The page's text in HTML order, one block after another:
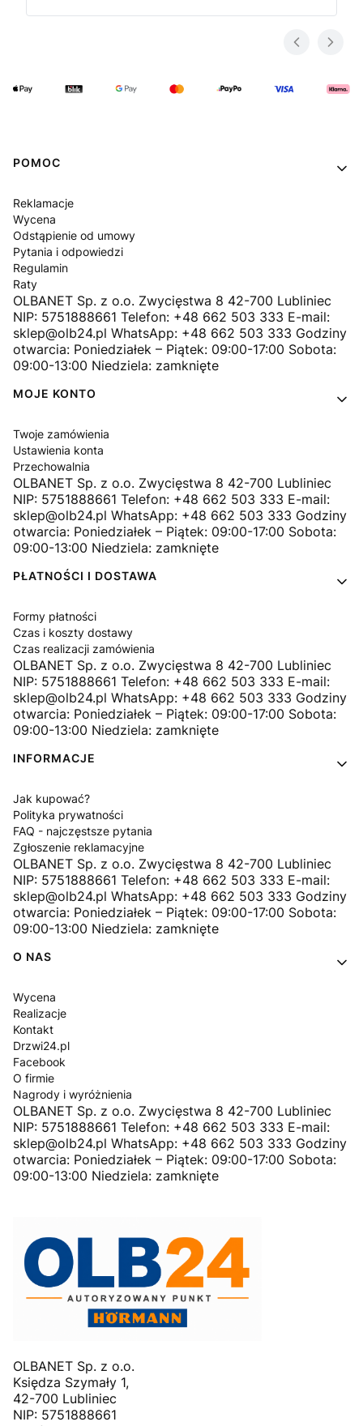
Linki w stopce
POMOC
Reklamacje
Wycena
Odstąpienie od umowy
Pytania i odpowiedzi
Regulamin
Raty
OLBANET Sp. z o.o. Zwycięstwa 8 42-700 Lubliniec
NIP: 5751888661 Telefon: +48 662 503 333 E-mail:
sklep@olb24.pl WhatsApp: +48 662 503 333 Godziny
otwarcia: Poniedziałek – Piątek: 09:00-17:00 Sobota:
09:00-13:00 Niedziela: zamknięte
MOJE KONTO
Twoje zamówienia
Ustawienia konta
Przechowalnia
OLBANET Sp. z o.o. Zwycięstwa 8 42-700 Lubliniec
NIP: 5751888661 Telefon: +48 662 503 333 E-mail:
sklep@olb24.pl WhatsApp: +48 662 503 333 Godziny
otwarcia: Poniedziałek – Piątek: 09:00-17:00 Sobota:
09:00-13:00 Niedziela: zamknięte
PŁATNOŚCI I DOSTAWA
Formy płatności
Czas i koszty dostawy
Czas realizacji zamówienia
OLBANET Sp. z o.o. Zwycięstwa 8 42-700 Lubliniec
NIP: 5751888661 Telefon: +48 662 503 333 E-mail:
sklep@olb24.pl WhatsApp: +48 662 503 333 Godziny
otwarcia: Poniedziałek – Piątek: 09:00-17:00 Sobota:
09:00-13:00 Niedziela: zamknięte
INFORMACJE
Jak kupować?
Polityka prywatności
FAQ - najczęstsze pytania
Zgłoszenie reklamacyjne
OLBANET Sp. z o.o. Zwycięstwa 8 42-700 Lubliniec
NIP: 5751888661 Telefon: +48 662 503 333 E-mail:
sklep@olb24.pl WhatsApp: +48 662 503 333 Godziny
otwarcia: Poniedziałek – Piątek: 09:00-17:00 Sobota:
09:00-13:00 Niedziela: zamknięte
O NAS
Wycena
Realizacje
Kontakt
Drzwi24.pl
Facebook
O firmie
Nagrody i wyróżnienia
OLBANET Sp. z o.o. Zwycięstwa 8 42-700 Lubliniec
NIP: 5751888661 Telefon: +48 662 503 333 E-mail:
sklep@olb24.pl WhatsApp: +48 662 503 333 Godziny
otwarcia: Poniedziałek – Piątek: 09:00-17:00 Sobota:
09:00-13:00 Niedziela: zamknięte
OLBANET Sp. z o.o.
Księdza Szymały 1,
42-700 Lubliniec
NIP: 5751888661